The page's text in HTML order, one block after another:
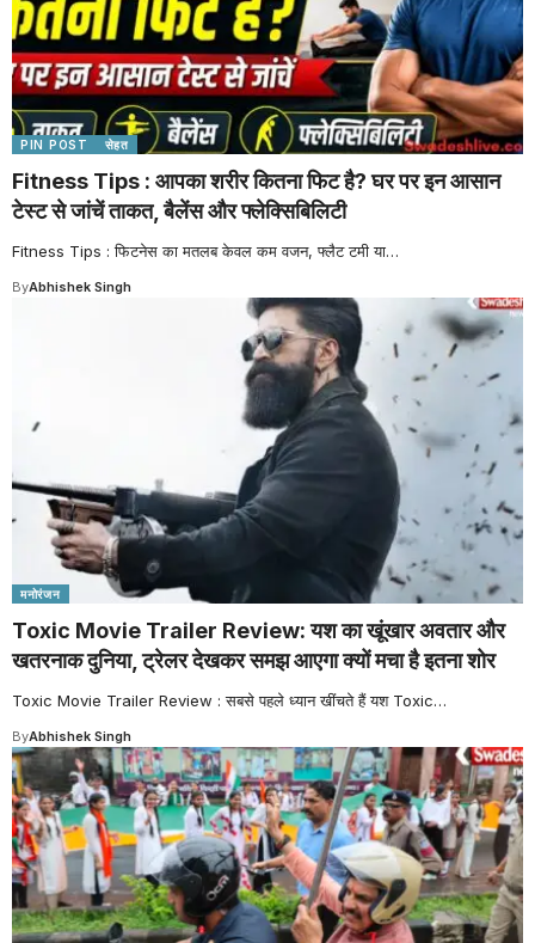
PIN POST सेहत
Fitness Tips : आपका शरीर कितना फिट है? घर पर इन आसान
टेस्ट से जांचें ताकत, बैलेंस और फ्लेक्सिबिलिटी
Fitness Tips : फिटनेस का मतलब केवल कम वजन, फ्लैट टमी या…
ByAbhishek Singh
मनोरंजन
Toxic Movie Trailer Review: यश का खूंखार अवतार और
खतरनाक दुनिया, ट्रेलर देखकर समझ आएगा क्यों मचा है इतना शोर
Toxic Movie Trailer Review : सबसे पहले ध्यान खींचते हैं यश Toxic…
ByAbhishek Singh